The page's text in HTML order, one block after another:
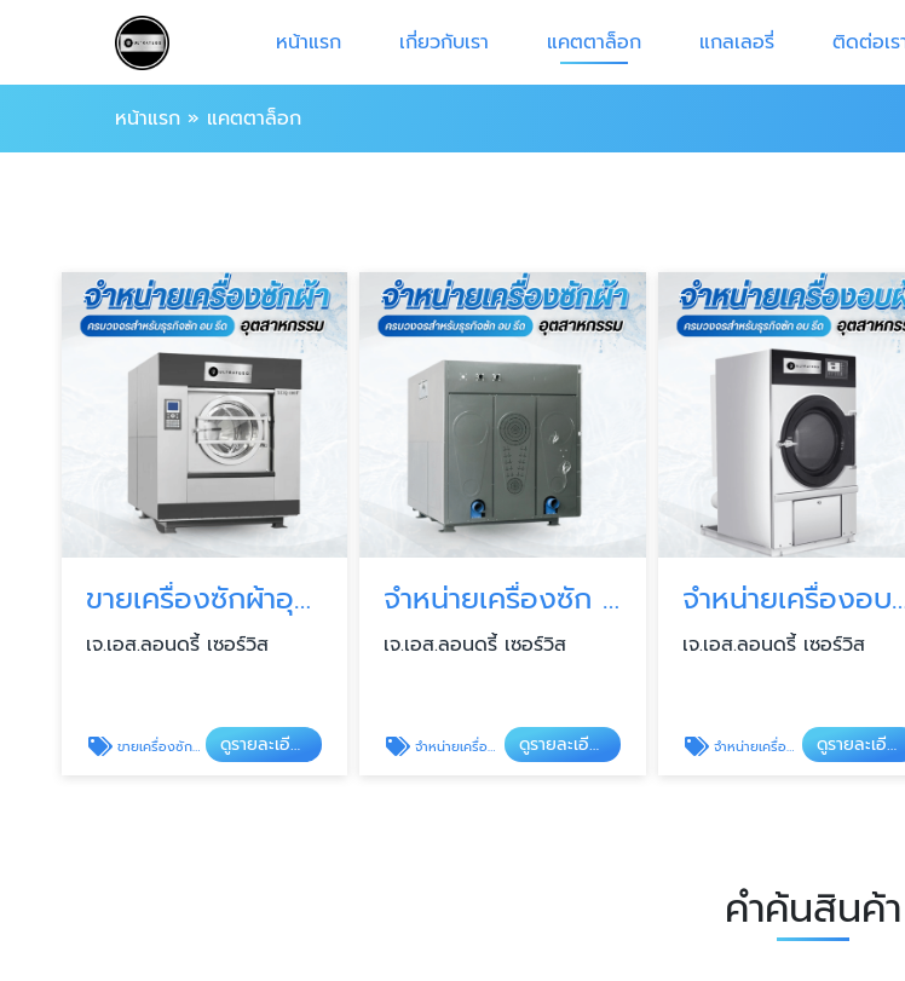
หน้าแรก เกี่ยวกับเรา แคตตาล็อก แกลเลอรี่ ติดต่อเร
หน้าแรก » แคตตาล็อก
ขายเครื่องซักผ้าอุตสาหกรรมพร้อมติดตั้งทั่วประเทศ
เจ.เอส.ลอนดรี้ เซอร์วิส
ขายเครื่องซักผ้าอุตสาหกรรมพร้อมติดตั้งทั่วประเทศ ดูรายละเอียด
จำหน่ายเครื่องซัก อบ รีด อุตสาหกรรม
เจ.เอส.ลอนดรี้ เซอร์วิส
จำหน่ายเครื่องซัก อบ รีด อุตสาหกรรม ดูรายละเอียด
จำหน่ายเครื่อ
เจ.เอส.ลอนดรี้ เซอร์วิส
จำหน่ายเครื่องอบผ้าอุตสาหกรรม ดูรายละเอียด
คำค้นสินค้า